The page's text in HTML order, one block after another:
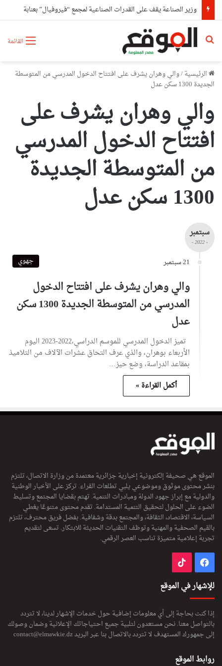
وزير الصناعة يقف على القدرات الصناعية لمجمع “فيروفيال” بعنابة
القائمة بحث عن
الرئيسية/والي وهران يشرف على افتتاح الدخول المدرسي من المتوسطة
الجديدة 1300 سكن عدل
والي وهران يشرف على
افتتاح الدخول المدرسي
من المتوسطة الجديدة
1300 سكن عدل
سبتمبر
- 2022 -
21 سبتمبر جهوي
والي وهران يشرف على افتتاح الدخول
المدرسي من المتوسطة الجديدة 1300 سكن
عدل
تميز الدخول المدرسي للموسم الدراسي،2022-2023 اليوم
الأربعاء بوهران، والذي عرف التحاق عشرات الآلاف من التلاميذ
بمقاعد الدراسة، وضع حيز…
أكمل القراءة »
الموقع هي صحيفة إلكترونية إخبارية جزائرية معتمدة من وزارة الاتصال، تلتزم
بنشر محتوى موثوق وموضوعي يلبي تطلعات القراء. تركز على الأخبار الوطنية
والدولية مع إبراز جهود الدولة ومبادرات التنمية. تهتم بقضايا المجتمع وتسليط
الضوء على الحلول لتحقيق التنمية المستدامة. تقدم محتوى متنوعًا يغطي
السياسة، الاقتصاد، الثقافة، والمجتمع بدقة وشفافية. بفضل فريق محترف، تلتزم
بالقيم الصحفية والمهنية وتوظف التقنيات الحديثة للابتكار. تسعى لتقديم
تجربة إعلامية متميزة تناسب العصر الرقمي.
فيسبوك
للإشهار في الموقع
إذا كنت بحاجة إلى أي معلومات إضافية حول خدمات الإشهار لدينا، لا تتردد
بالتواصل معنا. نحن مستعدون لتلبية جميع احتياجاتك الإعلانية وضمان وصولك
إلى جمهورك المستهدف لا تتردد بالاتصال بنا عبر البريدcontact@elmawkie.dz
روابط الموقع